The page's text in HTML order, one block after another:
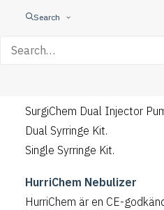
Search
SurgiChem Dual Injector
Dual Syrringe Kit.
Single Syrringe Kit.
HurriChem Nebulizer
HurriChem är en CE-